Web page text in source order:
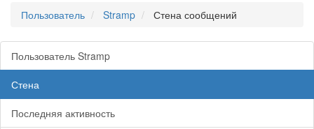
Пользователь Stramp Стена сообщений
Пользователь Stramp
Стена
Последняя активность